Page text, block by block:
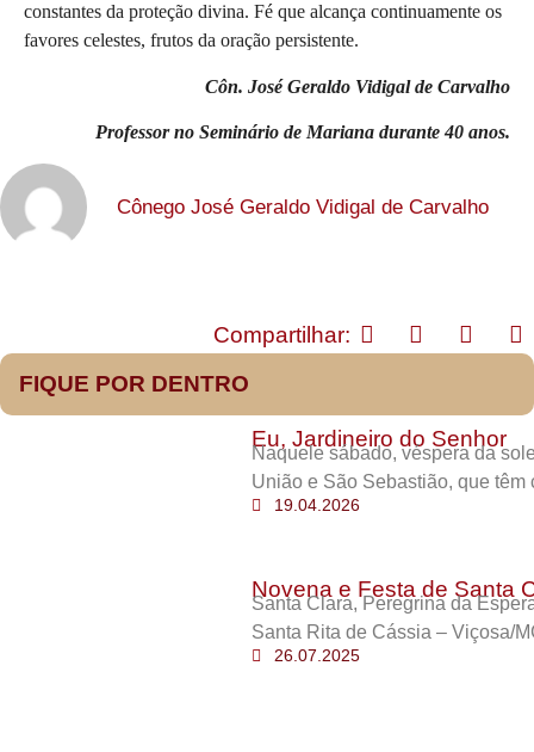
constantes da proteção divina. Fé que alcança continuamente os
favores celestes, frutos da oração persistente.
Côn. José Geraldo Vidigal de Carvalho
Professor no Seminário de Mariana durante 40 anos.
Cônego José Geraldo Vidigal de Carvalho
Compartilhar:
FIQUE POR DENTRO
Eu, Jardineiro do Senhor
Naquele sábado, véspera da
União e São Sebastião, que têm
19.04.2026
Novena e Festa de Santa
Santa Clara, Peregrina da
Santa Rita de Cássia – Viçosa/
26.07.2025